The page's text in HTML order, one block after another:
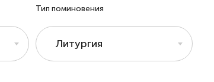
Тип поминовения
Литургия